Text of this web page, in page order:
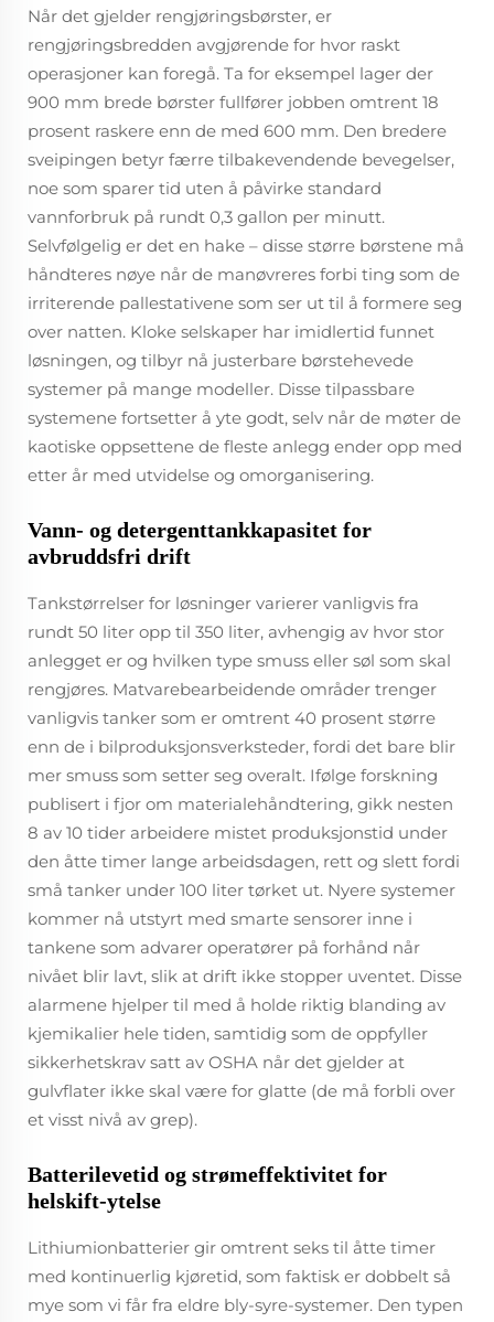
Når det gjelder rengjøringsbørster, er
rengjøringsbredden avgjørende for hvor raskt
operasjoner kan foregå. Ta for eksempel lager der
900 mm brede børster fullfører jobben omtrent 18
prosent raskere enn de med 600 mm. Den bredere
sveipingen betyr færre tilbakevendende bevegelser,
noe som sparer tid uten å påvirke standard
vannforbruk på rundt 0,3 gallon per minutt.
Selvfølgelig er det en hake – disse større børstene må
håndteres nøye når de manøvreres forbi ting som de
irriterende pallestativene som ser ut til å formere seg
over natten. Kloke selskaper har imidlertid funnet
løsningen, og tilbyr nå justerbare børstehevede
systemer på mange modeller. Disse tilpassbare
systemene fortsetter å yte godt, selv når de møter de
kaotiske oppsettene de fleste anlegg ender opp med
etter år med utvidelse og omorganisering.
Vann- og detergenttankkapasitet for
avbruddsfri drift
Tankstørrelser for løsninger varierer vanligvis fra
rundt 50 liter opp til 350 liter, avhengig av hvor stor
anlegget er og hvilken type smuss eller søl som skal
rengjøres. Matvarebearbeidende områder trenger
vanligvis tanker som er omtrent 40 prosent større
enn de i bilproduksjonsverksteder, fordi det bare blir
mer smuss som setter seg overalt. Ifølge forskning
publisert i fjor om materialehåndtering, gikk nesten
8 av 10 tider arbeidere mistet produksjonstid under
den åtte timer lange arbeidsdagen, rett og slett fordi
små tanker under 100 liter tørket ut. Nyere systemer
kommer nå utstyrt med smarte sensorer inne i
tankene som advarer operatører på forhånd når
nivået blir lavt, slik at drift ikke stopper uventet. Disse
alarmene hjelper til med å holde riktig blanding av
kjemikalier hele tiden, samtidig som de oppfyller
sikkerhetskrav satt av OSHA når det gjelder at
gulvflater ikke skal være for glatte (de må forbli over
et visst nivå av grep).
Batterilevetid og strømeffektivitet for
helskift-ytelse
Lithiumionbatterier gir omtrent seks til åtte timer
med kontinuerlig kjøretid, som faktisk er dobbelt så
mye som vi får fra eldre bly-syre-systemer. Den typen